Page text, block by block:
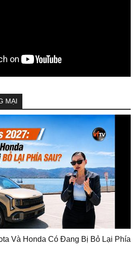
MẠI
Và Honda Có Đang Bị Bỏ Lại Phía